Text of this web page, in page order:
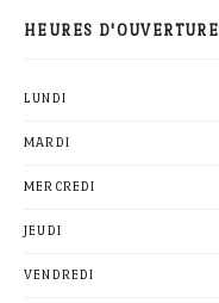
HEURES D'OUVERTURE
LUNDI
MARDI
MERCREDI
JEUDI
VENDREDI